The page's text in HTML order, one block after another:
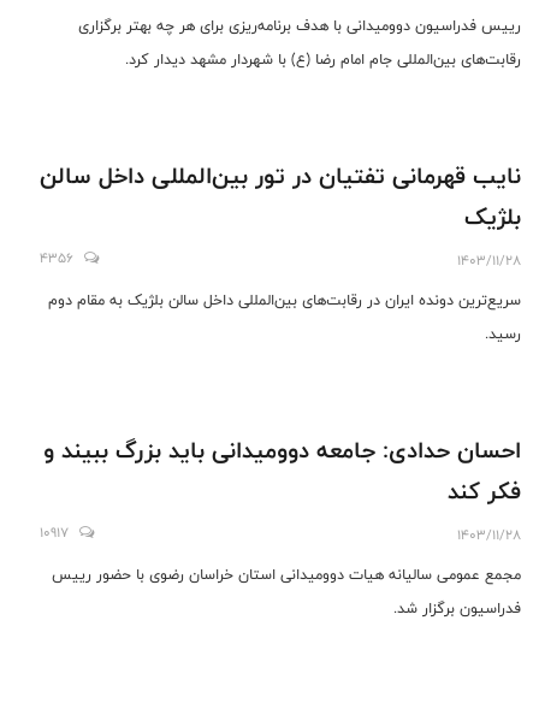
رییس فدراسیون دوومیدانی با هدف برنامه‌ریزی برای هر چه بهتر برگزاری
رقابت‌های بین‌المللی جام امام رضا (ع) با شهردار مشهد دیدار کرد.
نایب قهرمانی تفتیان در تور بین‌المللی داخل سالن
بلژیک
1403/11/28
4356
سریع‌ترین دونده ایران در رقابت‌های بین‌المللی داخل سالن بلژیک به مقام دوم
رسید.
احسان حدادی: جامعه دوومیدانی باید بزرگ ببیند و
فکر کند
1403/11/28
10917
مجمع عمومی سالیانه هیات دوومیدانی استان خراسان رضوی با حضور رییس
فدراسیون برگزار شد.